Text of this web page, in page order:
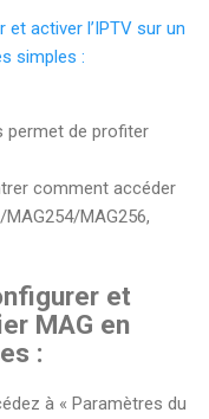
activer l’IPTV sur un
simples :
permet de profiter
comment accéder
MAG256,
et
MAG en
:
à « Paramètres du